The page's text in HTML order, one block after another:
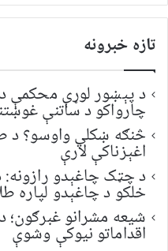
تازه خبرونه
د پېښور لوړې محکمې
چارواکو د ساتنې
اغېزناکې لارې
د چټک چاغېدو رازونه:
خلکو د چاغېدو لپاره
شیعه مشرانو غبرګون؛
اقداماتو نیوکې وشوې